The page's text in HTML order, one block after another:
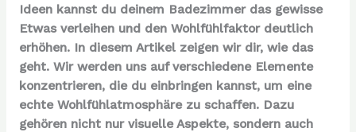
Ideen kannst du deinem Badezimmer das gewisse
Etwas verleihen und den Wohlfühlfaktor deutlich
erhöhen. In diesem Artikel zeigen wir dir, wie das
geht. Wir werden uns auf verschiedene Elemente
konzentrieren, die du einbringen kannst, um eine
echte Wohlfühlatmosphäre zu schaffen. Dazu
gehören nicht nur visuelle Aspekte, sondern auch